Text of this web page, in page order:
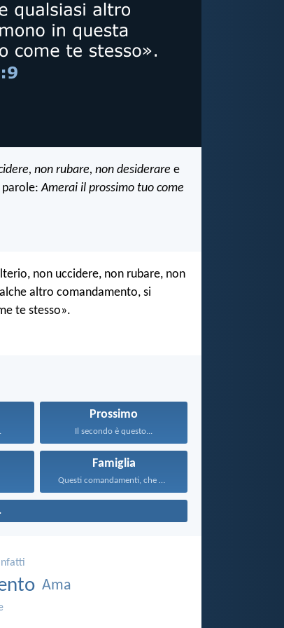
non rubare, non desiderare e
parole:Amerai il prossimo tuo come
non uccidere, non rubare, non
altro comandamento, si
te stesso».
Prossimo
Il secondo è questo...
Famiglia
Questi comandamenti, che oggi...
Infatti
Ama